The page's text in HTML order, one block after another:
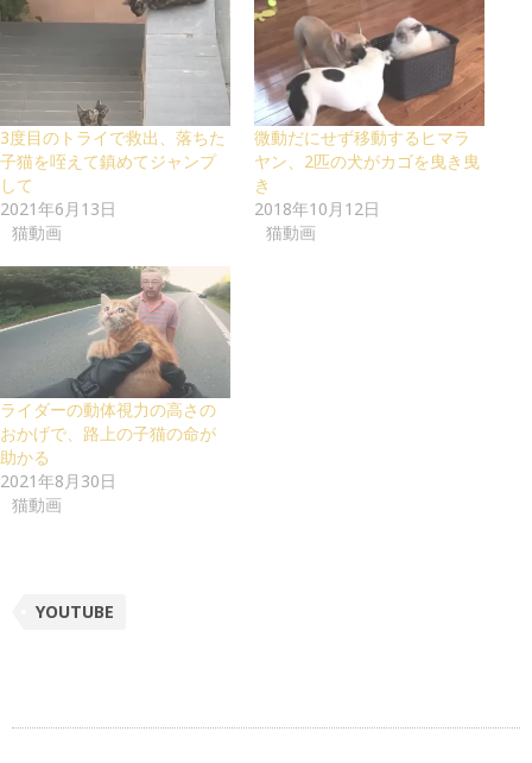
3度目のトライで救出、落ちた
子猫を咥えて鎮めてジャンプ
して
2021年6月13日
猫動画
微動だにせず移動するヒマラ
ヤン、2匹の犬がカゴを曳き曳
き
2018年10月12日
猫動画
ライダーの動体視力の高さの
おかげで、路上の子猫の命が
助かる
2021年8月30日
猫動画
YOUTUBE